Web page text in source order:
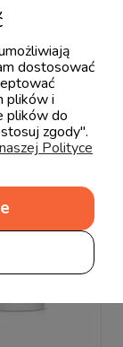
dostosować
plików i
plików do
zgody".
Polityce